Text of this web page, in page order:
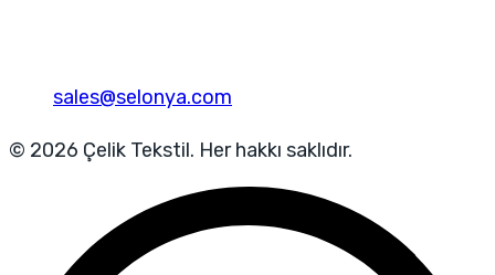
sales@selonya.com
© 2026 Çelik Tekstil. Her hakkı saklıdır.